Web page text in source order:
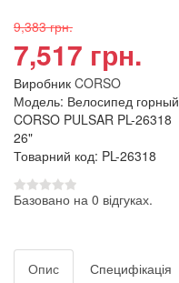
9,383 грн.
7,517 грн.
Виробник CORSO
Модель: Велосипед горный
CORSO PULSAR PL-26318
26"
Товарний код: PL-26318
Базовано на 0 відгуках.
Опис Специфікація